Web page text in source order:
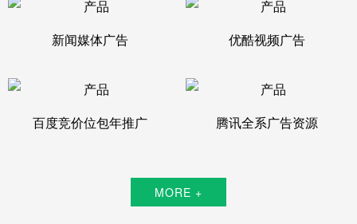
新闻媒体广告 优酷视频广告
百度竞价位包年推广 腾讯全系广告资源
MORE +